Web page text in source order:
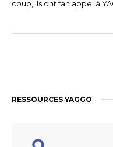
coup, ils ont fait appel à
RESSOURCES YAGGO